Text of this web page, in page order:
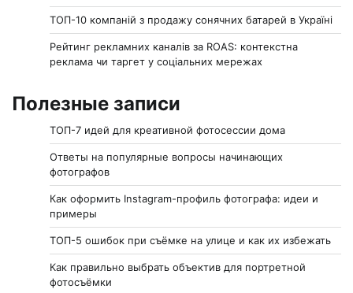
ТОП-10 компаній з продажу сонячних батарей в Україні
Рейтинг рекламних каналів за ROAS: контекстна
реклама чи таргет у соціальних мережах
Полезные записи
ТОП-7 идей для креативной фотосессии дома
Ответы на популярные вопросы начинающих
фотографов
Как оформить Instagram-профиль фотографа: идеи и
примеры
ТОП-5 ошибок при съёмке на улице и как их избежать
Как правильно выбрать объектив для портретной
фотосъёмки